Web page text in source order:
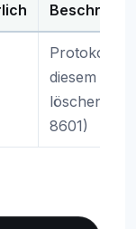
Protokolle
diesem
löschen
8601)